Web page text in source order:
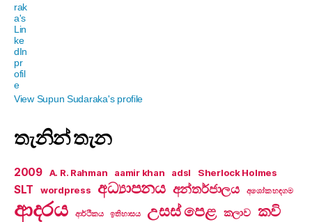
View Supun Sudaraka's profile
තැනින් තැන
2009 A. R. Rahman aamir khan adsl Sherlock Holmes
SLT wordpress අධ්‍යාපනය අන්තර්ජාලය අශෝක හඳගම
ආදරය ආර්ථිකය ඉතිහාසය උසස් පෙළ කලාව කවි